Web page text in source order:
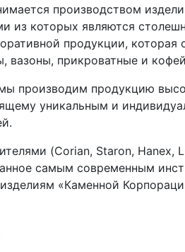
производством
из которых являются
продукции,
прикроватные и
производим продукцию
уникальным и
(Corian, Staron,
самым современным
«Каменной